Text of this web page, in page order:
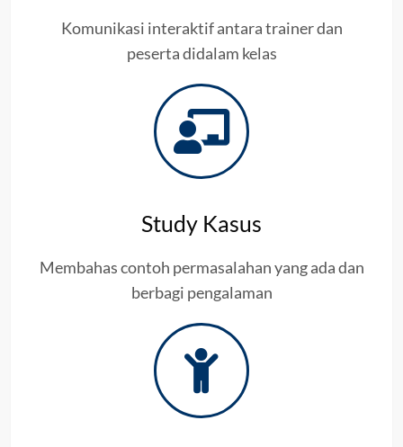
Komunikasi interaktif antara trainer dan
peserta didalam kelas
Study Kasus
Membahas contoh permasalahan yang ada dan
berbagi pengalaman